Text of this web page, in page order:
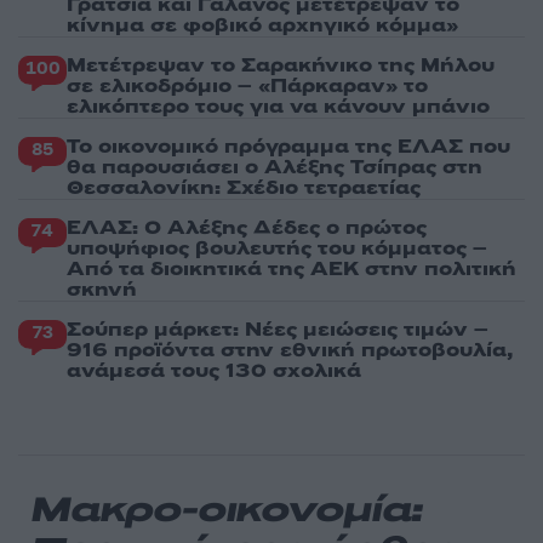
κίνημα σε φοβικό αρχηγικό κόμμα»
100 Μετέτρεψαν το Σαρακήνικο της Μήλου
σε ελικοδρόμιο – «Πάρκαραν» το
ελικόπτερο τους για να κάνουν μπάνιο
85 Το οικονομικό πρόγραμμα της ΕΛΑΣ που
θα παρουσιάσει ο Αλέξης Τσίπρας στη
Θεσσαλονίκη: Σχέδιο τετραετίας
74 ΕΛΑΣ: Ο Αλέξης Δέδες ο πρώτος
υποψήφιος βουλευτής του κόμματος –
Από τα διοικητικά της ΑΕΚ στην πολιτική
σκηνή
73 Σούπερ μάρκετ: Νέες μειώσεις τιμών –
916 προϊόντα στην εθνική πρωτοβουλία,
ανάμεσά τους 130 σχολικά
Μακρο-οικονομία: